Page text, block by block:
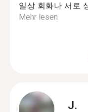
일상 회화나 서로
Mehr lesen
J.